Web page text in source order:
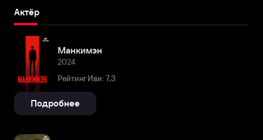
Актёр
Манкимэн
2024
Рейтинг Иви: 7,3
Подробнее